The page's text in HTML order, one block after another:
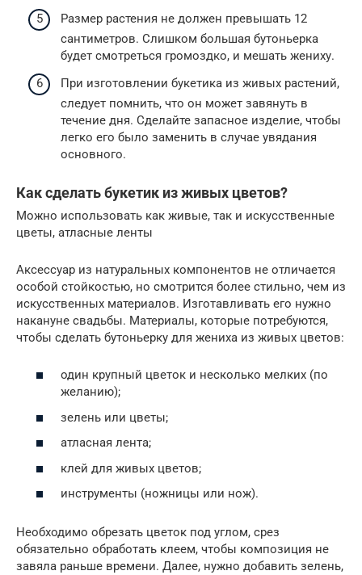
Размер растения не должен превышать 12
сантиметров. Слишком большая бутоньерка
будет смотреться громоздко, и мешать жениху.
При изготовлении букетика из живых растений,
следует помнить, что он может завянуть в
течение дня. Сделайте запасное изделие, чтобы
легко его было заменить в случае увядания
основного.
Как сделать букетик из живых цветов?
Можно использовать как живые, так и искусственные
цветы, атласные ленты
Аксессуар из натуральных компонентов не отличается
особой стойкостью, но смотрится более стильно, чем из
искусственных материалов. Изготавливать его нужно
накануне свадьбы. Материалы, которые потребуются,
чтобы сделать бутоньерку для жениха из живых цветов:
один крупный цветок и несколько мелких (по
желанию);
зелень или цветы;
атласная лента;
клей для живых цветов;
инструменты (ножницы или нож).
Необходимо обрезать цветок под углом, срез
обязательно обработать клеем, чтобы композиция не
завяла раньше времени. Далее, нужно добавить зелень,